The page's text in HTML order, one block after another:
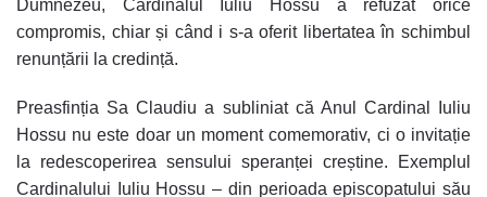
Dumnezeu, Cardinalul Iuliu Hossu a refuzat orice
compromis, chiar și când i s-a oferit libertatea în schimbul
renunțării la credință.
Preasfinția Sa Claudiu a subliniat că Anul Cardinal Iuliu
Hossu nu este doar un moment comemorativ, ci o invitație
la redescoperirea sensului speranței creștine. Exemplul
Cardinalului Iuliu Hossu – din perioada episcopatului său